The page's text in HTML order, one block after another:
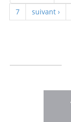
7
suivant ›